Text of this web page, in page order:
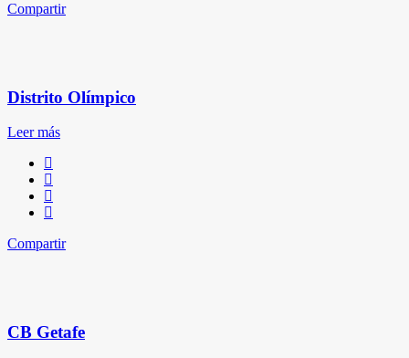
Compartir
Distrito Olímpico
Leer más
Compartir
CB Getafe